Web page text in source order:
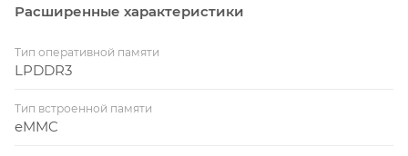
Расширенные характеристики
Тип оперативной памяти
LPDDR3
Тип встроенной памяти
eMMC